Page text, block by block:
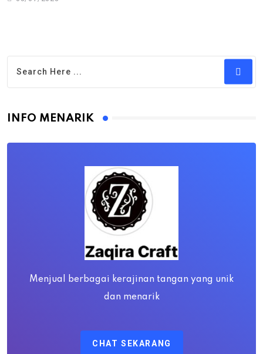
INFO MENARIK
Menjual berbagai kerajinan tangan yang unik
dan menarik
CHAT SEKARANG